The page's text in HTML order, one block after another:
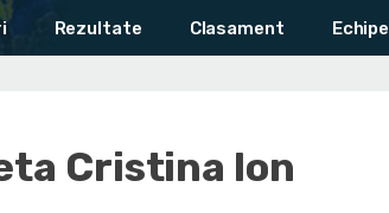
Rezultate Clasament Echipe
Cristina Ion